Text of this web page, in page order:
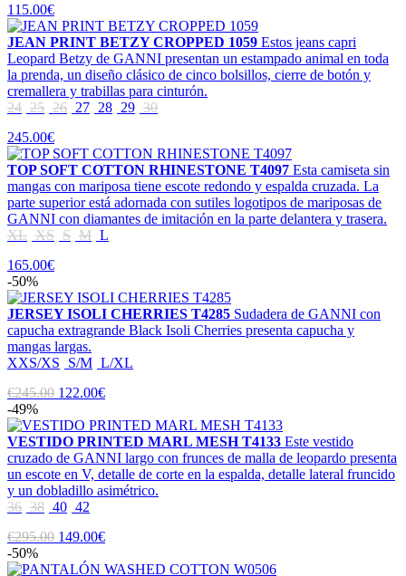
115.00€
JEAN PRINT BETZY CROPPED 1059 Estos jeans capri
Leopard Betzy de GANNI presentan un estampado animal en toda
la prenda, un diseño clásico de cinco bolsillos, cierre de botón y
cremallera y trabillas para cinturón.
24 25 26 27 28 29 30
245.00€
TOP SOFT COTTON RHINESTONE T4097 Esta camiseta sin
mangas con mariposa tiene escote redondo y espalda cruzada. La
parte superior está adornada con sutiles logotipos de mariposas de
GANNI con diamantes de imitación en la parte delantera y trasera.
XL XS S M L
165.00€
-50%
JERSEY ISOLI CHERRIES T4285 Sudadera de GANNI con
capucha extragrande Black Isoli Cherries presenta capucha y
mangas largas.
XXS/XS
S/M L/XL
€245.00 122.00€
-49%
VESTIDO PRINTED MARL MESH T4133 Este vestido
cruzado de GANNI largo con frunces de malla de leopardo presenta
un escote en V, detalle de corte en la espalda, detalle lateral fruncido
y un dobladillo asimétrico.
36 38 40 42
€295.00 149.00€
-50%